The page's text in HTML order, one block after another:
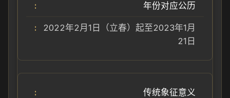
年份对应公历
2022年2月1日（立春）起至2023年1月
21日
传统象征意义